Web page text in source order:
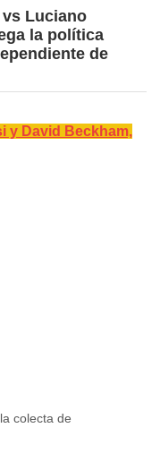
Luciano
la política
de
y David Beckham,
colecta de